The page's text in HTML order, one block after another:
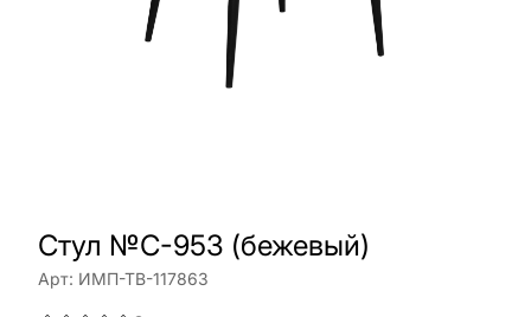
Стул №C-953 (бежевый)
Арт: ИМП-ТВ-117863